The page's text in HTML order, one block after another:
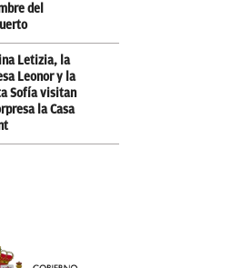
del
Letizia, la
Leonor y la
Sofía visitan
la Casa